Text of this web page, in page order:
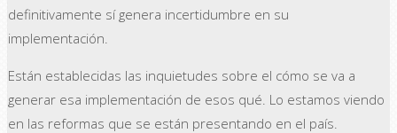
definitivamente sí genera incertidumbre en su
implementación.
Están establecidas las inquietudes sobre el cómo se va a
generar esa implementación de esos qué. Lo estamos viendo
en las reformas que se están presentando en el país.